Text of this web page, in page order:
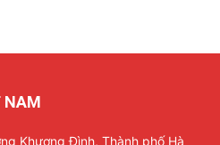
NAM
Khương Đình, Thành phố Hà